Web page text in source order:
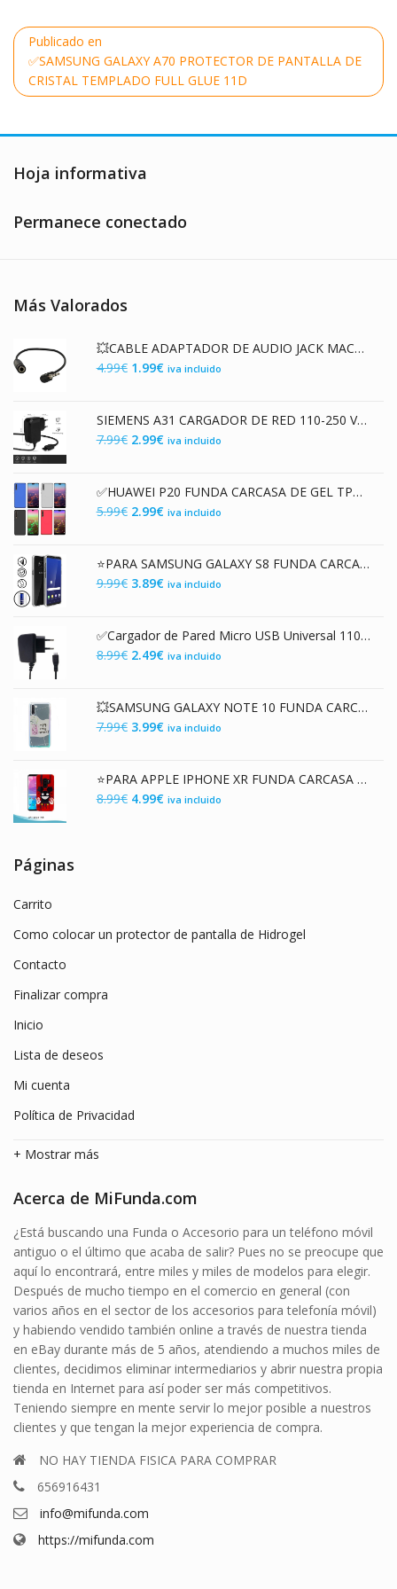
Navegación
de
entradas
Publicado en
✅SAMSUNG GALAXY A70 PROTECTOR DE PANTALLA DE
CRISTAL TEMPLADO FULL GLUE 11D
Hoja informativa
Permanece conectado
Más Valorados
💥CABLE ADAPTADOR DE AUDIO JACK MACHO 2.5mm A JACK 3.5mm HEMBRA
4.99€ El
era:
4.99€.
1.99€El
es:
1.99€.
iva incluido
SIEMENS A31 CARGADOR DE RED 110-250 VAC / 5V DC
7.99€ El
era:
7.99€.
2.99€El
es:
2.99€.
iva incluido
✅HUAWEI P20 FUNDA CARCASA DE GEL TPU MATE
5.99€ El
era:
5.99€.
2.99€El
es:
2.99€.
iva incluido
⭐PARA SAMSUNG GALAXY S8 FUNDA CARCASA DOBLE TRANSPARENTE CON PROTECCION TOTAL 360º
9.99€ El
era:
9.99€.
3.89€El
es:
3.89€.
iva incluido
✅Cargador de Pared Micro USB Universal 110-250 V AC / 5V DC 400mAh
8.99€ El
era:
8.99€.
2.49€El
es:
2.49€.
iva incluido
💥SAMSUNG GALAXY NOTE 10 FUNDA CARCASA DE GEL TPU PREMIUM CON DISEÑO ENJOY EN 3D
7.99€ El
era:
7.99€.
3.99€El
es:
3.99€.
iva incluido
⭐PARA APPLE IPHONE XR FUNDA CARCASA HÍBRIDA PC / TPU PREMIUM CON ESTAMPADO LÁSER 3D RATÓN
8.99€ El
4.99€Eliva incluido
Páginas
Carrito
Como colocar un protector de pantalla de Hidrogel
Contacto
Finalizar compra
Inicio
Lista de deseos
Mi cuenta
Política de Privacidad
+ Mostrar más
Acerca de MiFunda.com
¿Está buscando una Funda o Accesorio para un teléfono móvil
antiguo o el último que acaba de salir? Pues no se preocupe que
aquí lo encontrará, entre miles y miles de modelos para elegir.
Después de mucho tiempo en el comercio en general (con
varios años en el sector de los accesorios para telefonía móvil)
y habiendo vendido también online a través de nuestra tienda
en eBay durante más de 5 años, atendiendo a muchos miles de
clientes, decidimos eliminar intermediarios y abrir nuestra propia
tienda en Internet para así poder ser más competitivos.
Teniendo siempre en mente servir lo mejor posible a nuestros
clientes y que tengan la mejor experiencia de compra.
NO HAY TIENDA FISICA PARA COMPRAR
656916431
info@mifunda.com
https://mifunda.com